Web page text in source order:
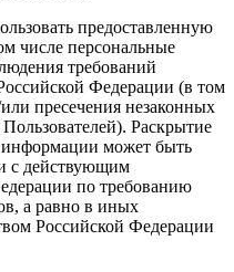
предоставленную
числе персональные
требований
Федерации (в том
пресечения незаконных
Раскрытие
информации может быть
с действующим
по требованию
а равно в иных
Российской Федерации